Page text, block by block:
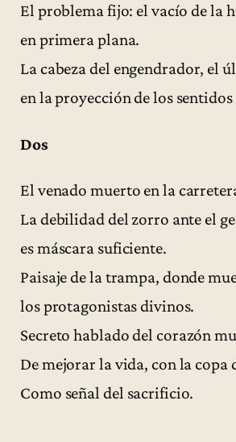
El problema fijo: el vacío de la
en primera plana.
La cabeza del engendrador, el
en la proyección de los
Dos
El venado muerto en la
La debilidad del zorro ante el
es máscara suficiente.
Paisaje de la trampa, donde
los protagonistas divinos.
Secreto hablado del corazón
De mejorar la vida, con la copa
Como señal del sacrificio.